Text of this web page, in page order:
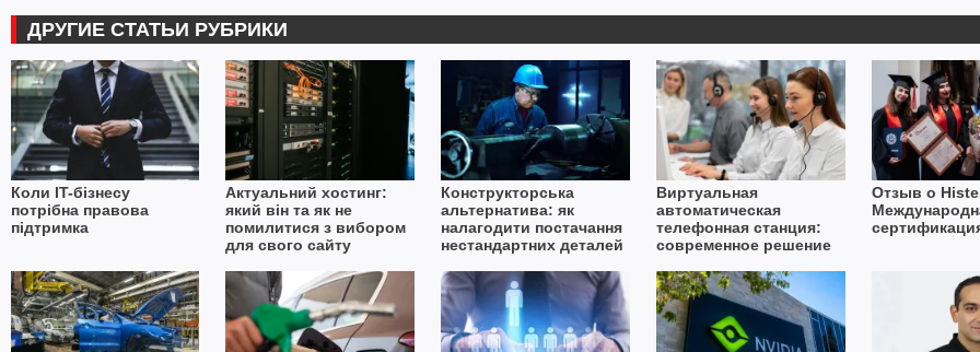
ДРУГИЕ СТАТЬИ РУБРИКИ
Коли IT-бізнесу
потрібна правова
підтримка
Актуальний хостинг:
який він та як не
помилитися з вибором
для свого сайту
Конструкторська
альтернатива: як
налагодити постачання
нестандартних деталей
імпорту
Виртуальная
автоматическая
телефонная станция:
современное решение
Отзыв о